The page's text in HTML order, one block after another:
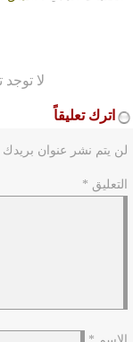
لا توجد
اترك تعليقاً
لن يتم نشر عنوان بريدك
التعليق *